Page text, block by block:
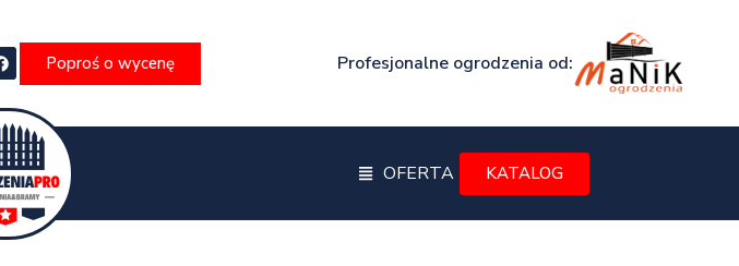
Poproś o wycenę Profesjonalne ogrodzenia od:
OFERTA KATALOG